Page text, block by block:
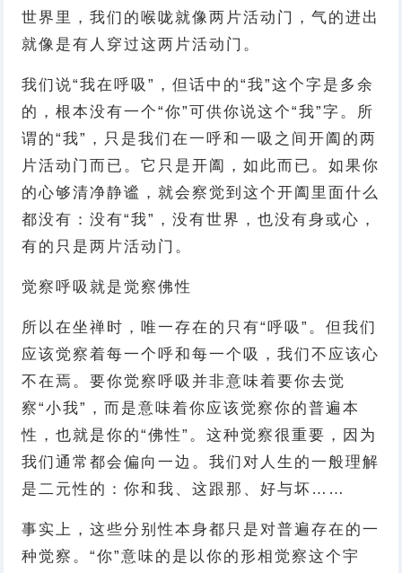
世界里，我们的喉咙就像两片活动门，气的进出
就像是有人穿过这两片活动门。
我们说“我在呼吸”，但话中的“我”这个字是多余
的，根本没有一个“你”可供你说这个“我”字。所
谓的“我”，只是我们在一呼和一吸之间开阖的两
片活动门而已。它只是开阖，如此而已。如果你
的心够清净静谧，就会察觉到这个开阖里面什么
都没有：没有“我”，没有世界，也没有身或心，
有的只是两片活动门。
觉察呼吸就是觉察佛性
所以在坐禅时，唯一存在的只有“呼吸”。但我们
应该觉察着每一个呼和每一个吸，我们不应该心
不在焉。要你觉察呼吸并非意味着要你去觉
察“小我”，而是意味着你应该觉察你的普遍本
性，也就是你的“佛性”。这种觉察很重要，因为
我们通常都会偏向一边。我们对人生的一般理解
是二元性的：你和我、这跟那、好与坏……
事实上，这些分别性本身都只是对普遍存在的一
种觉察。“你”意味的是以你的形相觉察这个宇